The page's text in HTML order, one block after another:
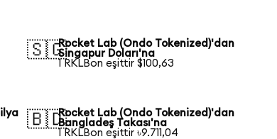
🇸🇬Rocket Lab (Ondo Tokenized)'dan
Singapur Doları'na
1 RKLBon eşittir $100,63
🇧🇩Rocket Lab (Ondo Tokenized)'dan
Bangladeş Takası'na
1 RKLBon eşittir ৳9.711,04